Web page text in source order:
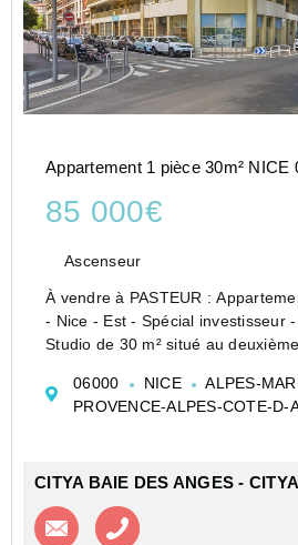
Appartement 1 pièce 30m² NICE
85 000€
Ascenseur
À vendre à PASTEUR :
- Nice - Est - Spécial investisseur
Studio de 30 m² situé au
Il se compose d'une kitchenett...
06000 NICE
ALPES-
PROVENCE-ALPES-COTE-D-
CITYA BAIE DES ANGES -
Contacter l'agence